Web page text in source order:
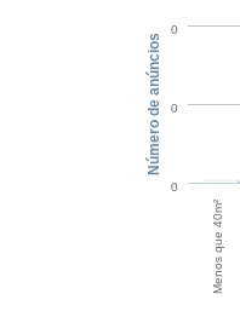
Menos que 40m²
0
0
0
Número de anúncios